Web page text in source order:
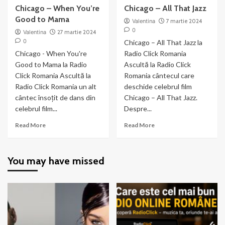
Chicago – When You’re
Good to Mama
Valentina
27 martie 2024
0
Chicago - When You're
Good to Mama la Radio
Click Romania Ascultă la
Radio Click Romania un alt
cântec însoțit de dans din
celebrul film...
Read MoreRead
–
Chicago – All That Jazz
Valentina
7 martie 2024
0
Chicago – All That Jazz la
Radio Click Romania
Ascultă la Radio Click
Romania cântecul care
deschide celebrul film
Chicago – All That Jazz.
Despre...
Read MoreRead
Jazz
You may have missed